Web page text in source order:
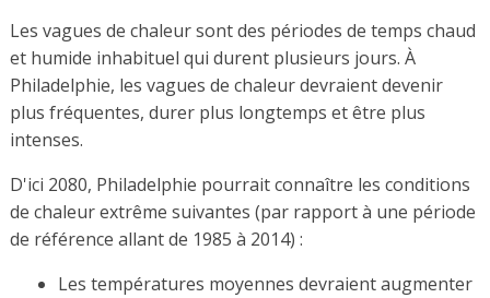
Les vagues de chaleur sont des périodes de temps chaud
et humide inhabituel qui durent plusieurs jours. À
Philadelphie, les vagues de chaleur devraient devenir
plus fréquentes, durer plus longtemps et être plus
intenses.
D'ici 2080, Philadelphie pourrait connaître les conditions
de chaleur extrême suivantes (par rapport à une période
de référence allant de 1985 à 2014) :
Les températures moyennes devraient augmenter